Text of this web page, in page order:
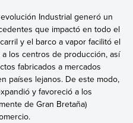
Industrial generó un
que impactó en todo el
y el barco a vapor facilitó el
los centros de producción, así
fabricados a mercados
países lejanos. De este modo,
y favoreció a los
de Gran Bretaña)